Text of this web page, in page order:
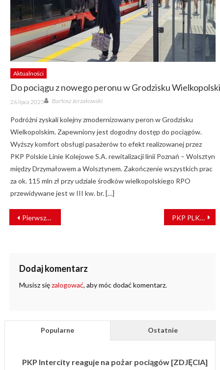
Aktualności
Do pociągu z nowego peronu w Grodzisku
Posted
on
26 lipca 2023 Author
Bartosz Jerzakowski
Podróżni zyskali kolejny zmodernizowany peron w Grodzisku
Wielkopolskim. Zapewniony jest dogodny dostęp do pociągów.
Wyższy komfort obsługi pasażerów to efekt realizowanej przez
PKP Polskie Linie Kolejowe S.A. rewitalizacji linii Poznań – Wolsztyn
między Drzymałowem a Wolsztynem. Zakończenie wszystkich prac
za ok. 115 mln zł przy udziale środków wielkopolskiego RPO
przewidywane jest w III kw. br. […]
NAWIGACJA
WPISU
Pierwszy nowy FLIRT dla PKP Intercity zestawiony [ZDJĘCIA] PKP PLK planują przebudowę torów na linii Braniewo – Malbork
Dodaj komentarz
Musisz sięzalogować, aby móc dodać komentarz.
Popularne Ostatnie
PKP Intercity reaguje na pożar pociągów [ZDJĘCIA]